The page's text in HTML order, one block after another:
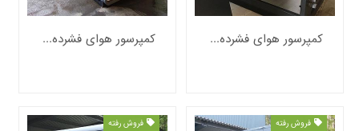
کمپرسور هوای فشرده اطلس کوپکو 13 بار مدل API1234347 کمپرسور هوای فشرده اطلس کوپکو 8.6 بار مدل ZR250VSDFF
فروش رفته فروش رفته